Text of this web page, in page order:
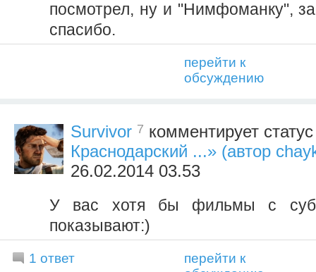
посмотрел, ну и "Нимфоманку",
спасибо.
перейти к
обсуждению
Survivor 7 комментирует
Краснодарский ...» (автор
26.02.2014 03.53
У вас хотя бы фильмы с
показывают:)
1 ответ
перейти к